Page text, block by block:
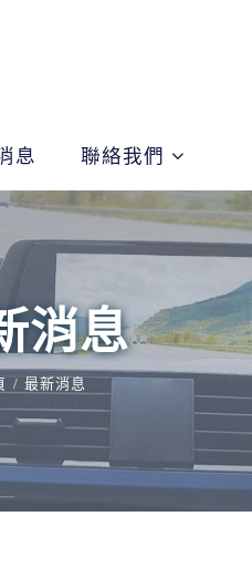
息 聯絡我們
消息
最新消息